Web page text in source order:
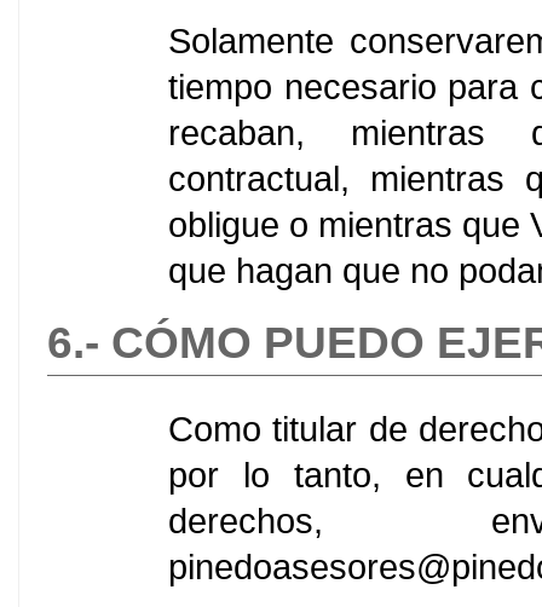
Solamente
tiempo necesario para
recaban, mientras
contractual, mientras
obligue o mientras que
que hagan que no
6.- CÓMO PUEDO
Como titular de
por lo tanto, en
derechos,